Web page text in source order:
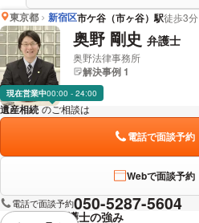
東京都 新宿区市ケ谷（市ヶ谷）駅徒歩3分
奥野 剛史 弁護士
奥野法律事務所
解決事例 1
現在営業中00:00 - 24:00
遺産相続 のご相談は
電話で面談予約
Webで面談予約
電話で面談予約050-5287-5604
弁護士の強み